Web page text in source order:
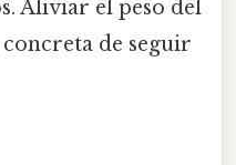
Aliviar el peso del
de seguir